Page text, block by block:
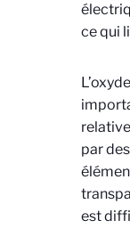
ce qui
par
est